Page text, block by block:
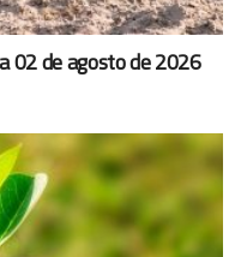
02 de agosto de 2026